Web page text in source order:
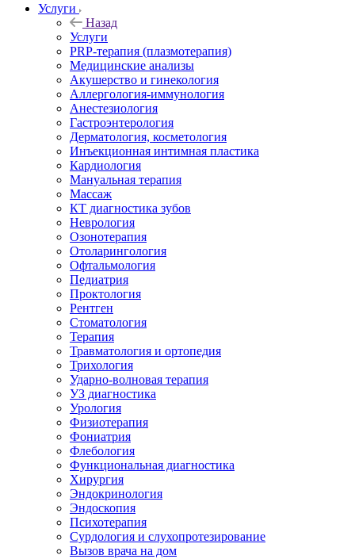
Услуги
Назад
Услуги
PRP-терапия (плазмотерапия)
Медицинские анализы
Акушерство и гинекология
Аллергология-иммунология
Анестезиология
Гастроэнтерология
Дерматология, косметология
Инъекционная интимная пластика
Кардиология
Мануальная терапия
Массаж
КТ диагностика зубов
Неврология
Озонотерапия
Отоларингология
Офтальмология
Педиатрия
Проктология
Рентген
Стоматология
Терапия
Травматология и ортопедия
Трихология
Ударно-волновая терапия
УЗ диагностика
Урология
Физиотерапия
Фониатрия
Флебология
Функциональная диагностика
Хирургия
Эндокринология
Эндоскопия
Психотерапия
Сурдология и слухопротезирование
Вызов врача на дом